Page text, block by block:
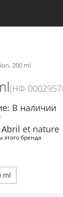
200 ml
(НФ-
В наличии
et nature
этого бренда
ml